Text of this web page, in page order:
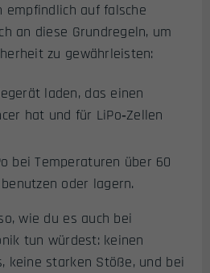
empfindlich auf falsche
an diese Grundregeln, um
zu gewährleisten:
laden, das einen
hat und für LiPo‑Zellen
bei Temperaturen über 60
oder lagern.
wie du es auch bei
tun würdest: keinen
keine starken Stöße, und bei